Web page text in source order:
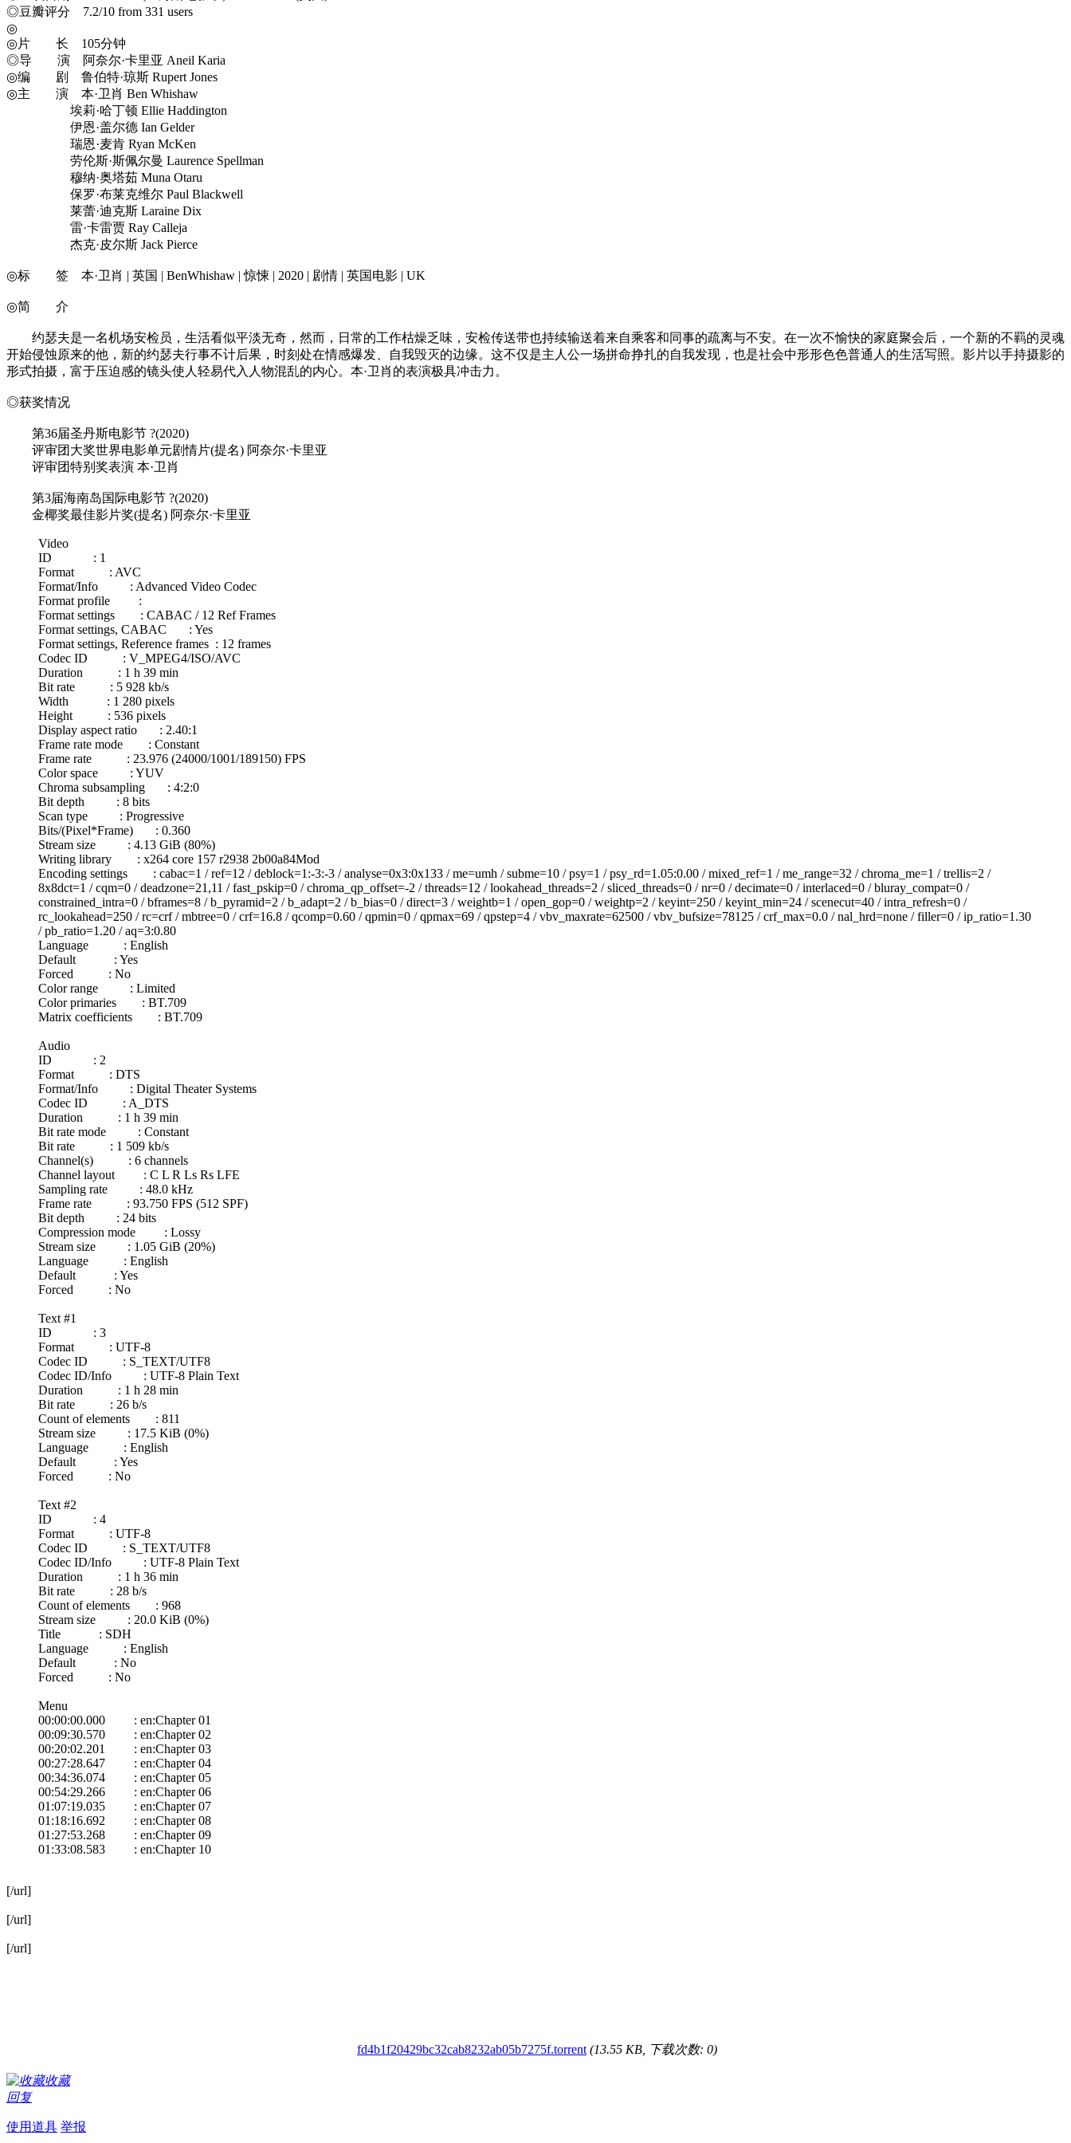
◎豆瓣评分 7.2/10 from 331 users
◎
◎片 长 105分钟
◎导 演 阿奈尔·卡里亚 Aneil Karia
◎编 剧 鲁伯特·琼斯 Rupert Jones
◎主 演 本·卫肖 Ben Whishaw
埃莉·哈丁顿 Ellie Haddington
伊恩·盖尔德 Ian Gelder
瑞恩·麦肯 Ryan McKen
劳伦斯·斯佩尔曼 Laurence Spellman
穆纳·奥塔茹 Muna Otaru
保罗·布莱克维尔 Paul Blackwell
莱蕾·迪克斯 Laraine Dix
雷·卡雷贾 Ray Calleja
杰克·皮尔斯 Jack Pierce
◎标 签 本·卫肖 | 英国 | BenWhishaw | 惊悚 | 2020 | 剧情 | 英国电影 | UK
◎简 介
约瑟夫是一名机场安检员，生活看似平淡无奇，然而，日常的工作枯燥乏味，安检传送带也持续输送着来自乘客和同事的疏离与不安。在一次不愉快的家庭聚会后，一个新的不羁的灵魂
开始侵蚀原来的他，新的约瑟夫行事不计后果，时刻处在情感爆发、自我毁灭的边缘。这不仅是主人公一场拼命挣扎的自我发现，也是社会中形形色色普通人的生活写照。影片以手持摄影的
形式拍摄，富于压迫感的镜头使人轻易代入人物混乱的内心。本·卫肖的表演极具冲击力。
◎获奖情况
第36届圣丹斯电影节 ?(2020)
评审团大奖世界电影单元剧情片(提名) 阿奈尔·卡里亚
评审团特别奖表演 本·卫肖
第3届海南岛国际电影节 ?(2020)
金椰奖最佳影片奖(提名) 阿奈尔·卡里亚
Video
ID : 1
Format : AVC
Format/Info : Advanced Video Codec
Format profile :
Format settings : CABAC / 12 Ref Frames
Format settings, CABAC : Yes
Format settings, Reference frames : 12 frames
Codec ID : V_MPEG4/ISO/AVC
Duration : 1 h 39 min
Bit rate : 5 928 kb/s
Width : 1 280 pixels
Height : 536 pixels
Display aspect ratio : 2.40:1
Frame rate mode : Constant
Frame rate : 23.976 (24000/1001/189150) FPS
Color space : YUV
Chroma subsampling : 4:2:0
Bit depth : 8 bits
Scan type : Progressive
Bits/(Pixel*Frame) : 0.360
Stream size : 4.13 GiB (80%)
Writing library : x264 core 157 r2938 2b00a84Mod
Encoding settings : cabac=1 / ref=12 / deblock=1:-3:-3 / analyse=0x3:0x133 / me=umh / subme=10 / psy=1 / psy_rd=1.05:0.00 / mixed_ref=1 / me_range=32 / chroma_me=1 / trellis=2 /
8x8dct=1 / cqm=0 / deadzone=21,11 / fast_pskip=0 / chroma_qp_offset=-2 / threads=12 / lookahead_threads=2 / sliced_threads=0 / nr=0 / decimate=0 / interlaced=0 / bluray_compat=0 /
constrained_intra=0 / bframes=8 / b_pyramid=2 / b_adapt=2 / b_bias=0 / direct=3 / weightb=1 / open_gop=0 / weightp=2 / keyint=250 / keyint_min=24 / scenecut=40 / intra_refresh=0 /
rc_lookahead=250 / rc=crf / mbtree=0 / crf=16.8 / qcomp=0.60 / qpmin=0 / qpmax=69 / qpstep=4 / vbv_maxrate=62500 / vbv_bufsize=78125 / crf_max=0.0 / nal_hrd=none / filler=0 / ip_ratio=1.30
/ pb_ratio=1.20 / aq=3:0.80
Language : English
Default : Yes
Forced : No
Color range : Limited
Color primaries : BT.709
Matrix coefficients : BT.709
Audio
ID : 2
Format : DTS
Format/Info : Digital Theater Systems
Codec ID : A_DTS
Duration : 1 h 39 min
Bit rate mode : Constant
Bit rate : 1 509 kb/s
Channel(s) : 6 channels
Channel layout : C L R Ls Rs LFE
Sampling rate : 48.0 kHz
Frame rate : 93.750 FPS (512 SPF)
Bit depth : 24 bits
Compression mode : Lossy
Stream size : 1.05 GiB (20%)
Language : English
Default : Yes
Forced : No
Text #1
ID : 3
Format : UTF-8
Codec ID : S_TEXT/UTF8
Codec ID/Info : UTF-8 Plain Text
Duration : 1 h 28 min
Bit rate : 26 b/s
Count of elements : 811
Stream size : 17.5 KiB (0%)
Language : English
Default : Yes
Forced : No
Text #2
ID : 4
Format : UTF-8
Codec ID : S_TEXT/UTF8
Codec ID/Info : UTF-8 Plain Text
Duration : 1 h 36 min
Bit rate : 28 b/s
Count of elements : 968
Stream size : 20.0 KiB (0%)
Title : SDH
Language : English
Default : No
Forced : No
Menu
00:00:00.000 : en:Chapter 01
00:09:30.570 : en:Chapter 02
00:20:02.201 : en:Chapter 03
00:27:28.647 : en:Chapter 04
00:34:36.074 : en:Chapter 05
00:54:29.266 : en:Chapter 06
01:07:19.035 : en:Chapter 07
01:18:16.692 : en:Chapter 08
01:27:53.268 : en:Chapter 09
01:33:08.583 : en:Chapter 10
[/url]
[/url]
[/url]
fd4b1f20429bc32cab8232ab05b7275f.torrent (13.55 KB, 下载次数: 0)
收藏
回复
使用道具 举报